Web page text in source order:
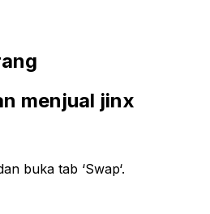
menjual jinx